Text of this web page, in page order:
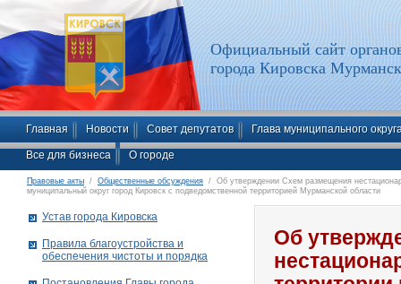
Официальный сайт
города Кировска
Главная Новости Совет депутатов Глава муниципального
Все для бизнеса О городе
Правовые акты / Общественные обсуждения / Об утверждении Схем размещения
муниципальный округ город Кировск с подведомственной территорией Мурманской области
Об
Устав города Кировска
Правила благоустройства и
обеспечения чистоты и порядка